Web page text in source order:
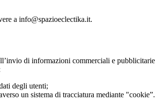
a info@spazioeclectika.it.
di informazioni commerciali e
degli utenti;
un sistema di tracciatura mediante "cookie”.